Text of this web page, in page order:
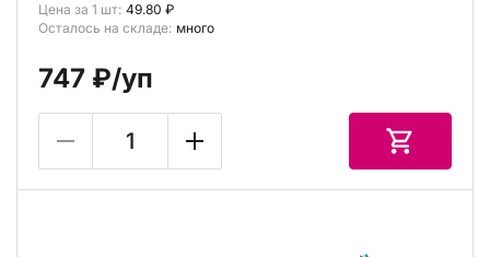
Цена за 1 шт: 49.80 ₽
Осталось на складе: много
747 ₽/уп